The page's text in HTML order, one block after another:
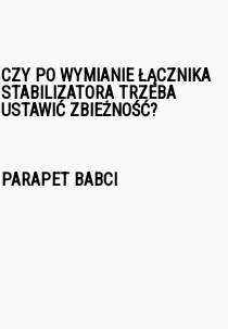
CZY PO WYMIANIE ŁĄCZNIKA
STABILIZATORA TRZEBA
USTAWIĆ ZBIEŻNOŚĆ?
PARAPET BABCI